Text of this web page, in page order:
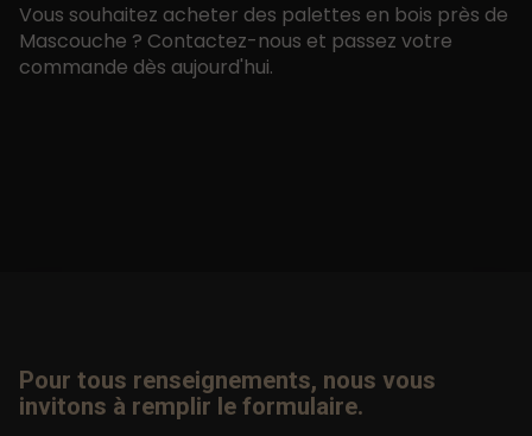
Vous souhaitez acheter des palettes en bois près de
Mascouche ? Contactez-nous et passez votre
commande dès aujourd'hui.
Pour tous renseignements, nous vous
invitons à remplir le formulaire.